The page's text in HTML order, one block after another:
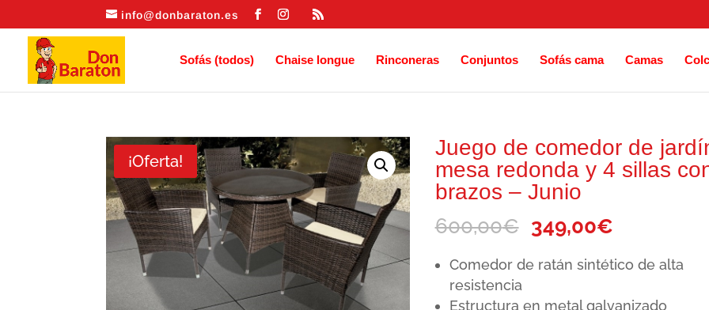
info@donbaraton.es
Sofás (todos) Chaise longue Rinconeras Conjuntos Sofás cama Camas
¡Oferta!
Juego de comedor de
mesa redonda y 4 sillas
brazos – Junio
600,00€ El
original
era:
349,00€El
actual
es:
Comedor de ratán sintético de alta
resistencia
Estructura en metal galvanizado